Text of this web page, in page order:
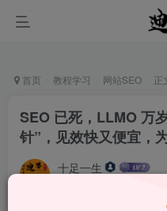
首页 教程学习 网站SEO 正
SEO 已死，LLMO 万
针”，见效快又便宜，
十足一生